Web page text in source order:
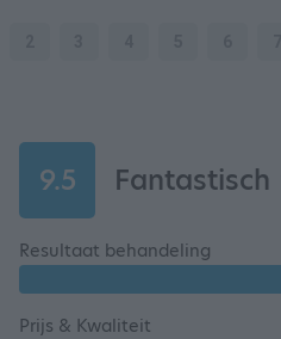
9.5 Fantastisch
Resultaat behandeling
Prijs & Kwaliteit